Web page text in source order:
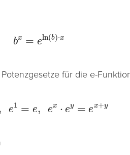
bx ln(b)⋅x
für die e-
e ⋅ =e y